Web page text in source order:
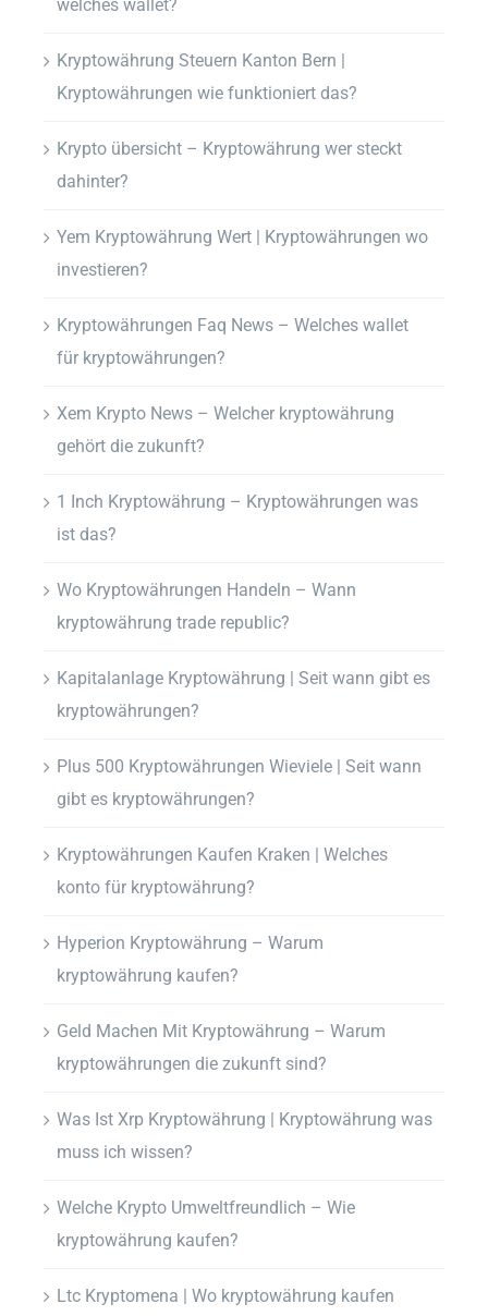
welches wallet?
Kryptowährung Steuern Kanton Bern |
Kryptowährungen wie funktioniert das?
Krypto übersicht – Kryptowährung wer steckt
dahinter?
Yem Kryptowährung Wert | Kryptowährungen wo
investieren?
Kryptowährungen Faq News – Welches wallet
für kryptowährungen?
Xem Krypto News – Welcher kryptowährung
gehört die zukunft?
1 Inch Kryptowährung – Kryptowährungen was
ist das?
Wo Kryptowährungen Handeln – Wann
kryptowährung trade republic?
Kapitalanlage Kryptowährung | Seit wann gibt es
kryptowährungen?
Plus 500 Kryptowährungen Wieviele | Seit wann
gibt es kryptowährungen?
Kryptowährungen Kaufen Kraken | Welches
konto für kryptowährung?
Hyperion Kryptowährung – Warum
kryptowährung kaufen?
Geld Machen Mit Kryptowährung – Warum
kryptowährungen die zukunft sind?
Was Ist Xrp Kryptowährung | Kryptowährung was
muss ich wissen?
Welche Krypto Umweltfreundlich – Wie
kryptowährung kaufen?
Ltc Kryptomena | Wo kryptowährung kaufen